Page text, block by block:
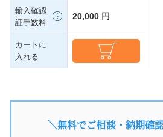
輸入確認
証手数料
20,000 円
カートに
入れる
＼無料でご相談・納期確